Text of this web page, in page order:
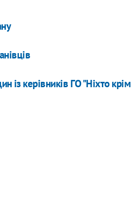
із керівників ГО "Ніхто крім